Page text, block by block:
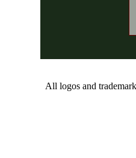
All logos and